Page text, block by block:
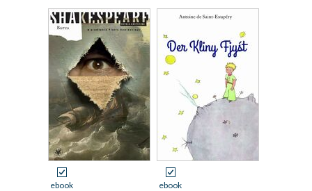
ebook
ebook